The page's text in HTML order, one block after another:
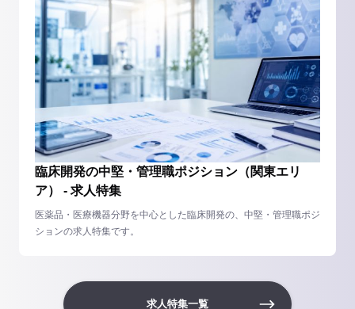
臨床開発の中堅・管理職ポジション（関東エリ
ア） - 求人特集
医薬品・医療機器分野を中心とした臨床開発の、中堅・管理職ポジ
ションの求人特集です。
求人特集一覧